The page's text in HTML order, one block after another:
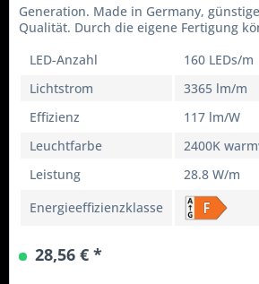
Generation. Made in Germany,
Qualität. Durch die eigene Fertigung
LED-Anzahl
160 LEDs/m
Lichtstrom
3365 lm/m
Effizienz
117 lm/W
Leuchtfarbe
2400K
Leistung
28.8 W/m
Energieeffizienzklasse
28,56 € *